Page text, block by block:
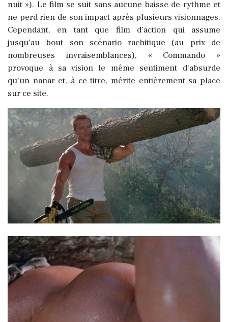
nuit »). Le film se suit sans aucune baisse de rythme et
ne perd rien de son impact après plusieurs visionnages.
Cependant, en tant que film d’action qui assume
jusqu’au bout son scénario rachitique (au prix de
nombreuses invraisemblances), « Commando »
provoque à sa vision le même sentiment d’absurde
qu’un nanar et, à ce titre, mérite entièrement sa place
sur ce site.